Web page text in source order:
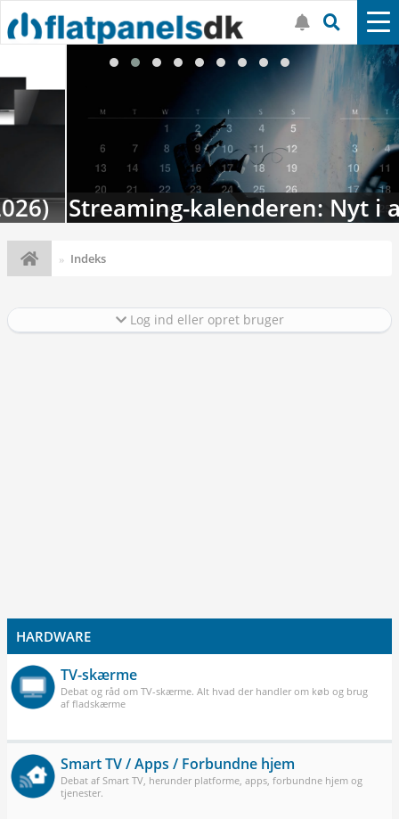
Streaming-kalenderen: Nyt i august
Indeks
Log ind eller opret bruger
HARDWARE
TV-skærme
Debat og råd om TV-skærme. Alt hvad der handler om køb og brug
af fladskærme
Smart TV / Apps / Forbundne hjem
Debat af Smart TV, herunder platforme, apps, forbundne hjem og
tjenester.